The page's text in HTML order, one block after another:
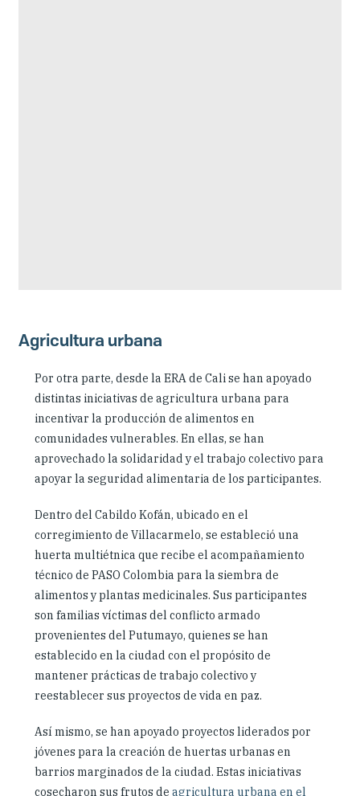
Agricultura urbana
Por otra parte, desde la ERA de Cali se han apoyado
distintas iniciativas de agricultura urbana para
incentivar la producción de alimentos en
comunidades vulnerables. En ellas, se han
aprovechado la solidaridad y el trabajo colectivo para
apoyar la seguridad alimentaria de los participantes.
Dentro del Cabildo Kofán, ubicado en el
corregimiento de Villacarmelo, se estableció una
huerta multiétnica que recibe el acompañamiento
técnico de PASO Colombia para la siembra de
alimentos y plantas medicinales. Sus participantes
son familias víctimas del conflicto armado
provenientes del Putumayo, quienes se han
establecido en la ciudad con el propósito de
mantener prácticas de trabajo colectivo y
reestablecer sus proyectos de vida en paz.
Así mismo, se han apoyado proyectos liderados por
jóvenes para la creación de huertas urbanas en
barrios marginados de la ciudad. Estas iniciativas
cosecharon sus frutos de agricultura urbana en el